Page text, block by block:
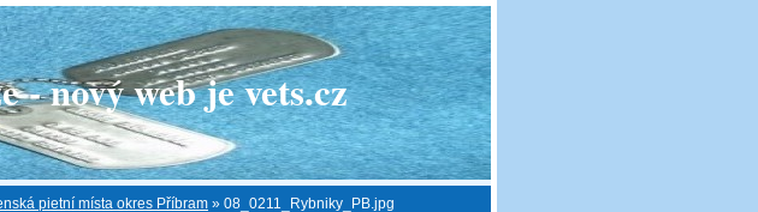
nový web je vets.cz
pietní místa okres Příbram » 08_0211_Rybniky_PB.jpg